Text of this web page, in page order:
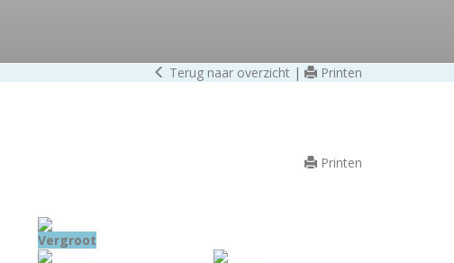
Terug naar overzicht |
Printen
Printen
Vergroot